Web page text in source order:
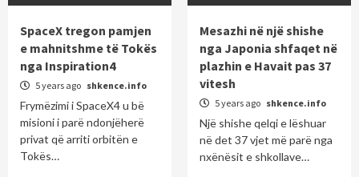
SpaceX tregon pamjen
e mahnitshme të Tokës
nga Inspiration4
5 years ago shkence.info
Frymëzimi i SpaceX4 u bë
misioni i parë ndonjëherë
privat që arriti orbitën e
Tokës…
Mesazhi në një shishe
nga Japonia shfaqet në
plazhin e Havait pas 37
vitesh
5 years ago shkence.info
Një shishe qelqi e lëshuar
në det 37 vjet më parë nga
nxënësit e shkollave…